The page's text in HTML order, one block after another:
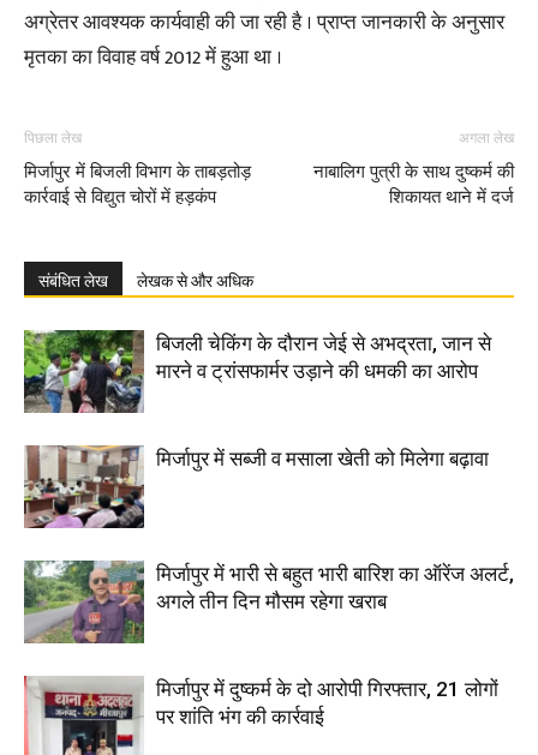
अग्रेतर आवश्यक कार्यवाही की जा रही है । प्राप्त जानकारी के अनुसार
मृतका का विवाह वर्ष 2012 में हुआ था ।
पिछला लेख
मिर्जापुर में बिजली विभाग के ताबड़तोड़
कार्रवाई से विद्युत चोरों में हड़कंप
अगला लेख
नाबालिग पुत्री के साथ दुष्कर्म की
शिकायत थाने में दर्ज
संबंधित लेख लेखक से और अधिक
बिजली चेकिंग के दौरान जेई से अभद्रता, जान से
मारने व ट्रांसफार्मर उड़ाने की धमकी का आरोप
मिर्जापुर में सब्जी व मसाला खेती को मिलेगा बढ़ावा
मिर्जापुर में भारी से बहुत भारी बारिश का ऑरेंज अलर्ट,
अगले तीन दिन मौसम रहेगा खराब
मिर्जापुर में दुष्कर्म के दो आरोपी गिरफ्तार, 21 लोगों
पर शांति भंग की कार्रवाई